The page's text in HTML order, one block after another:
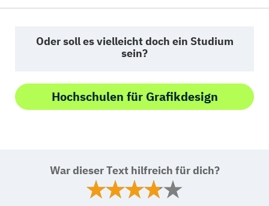
Oder soll es vielleicht doch ein Studium
sein?
Hochschulen für Grafikdesign
War dieser Text hilfreich für dich?